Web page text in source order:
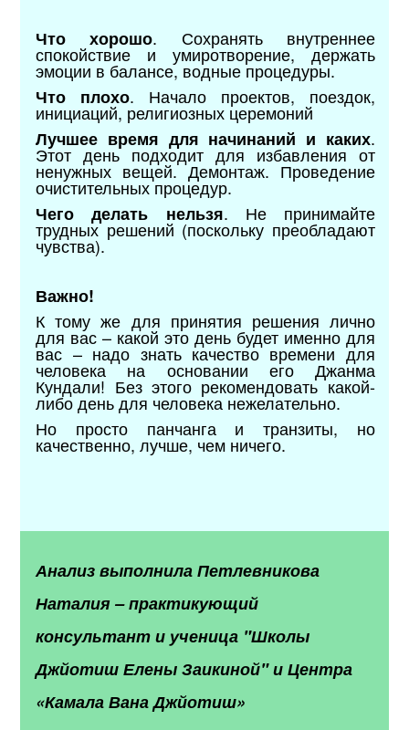
Что хорошо. Сохранять внутреннее
спокойствие и умиротворение, держать
эмоции в балансе, водные процедуры.
Что плохо. Начало проектов, поездок,
инициаций, религиозных церемоний
Лучшее время для начинаний и каких.
Этот день подходит для избавления от
ненужных вещей. Демонтаж. Проведение
очистительных процедур.
Чего делать нельзя. Не принимайте
трудных решений (поскольку преобладают
чувства).
Важно!
К тому же для принятия решения лично
для вас – какой это день будет именно для
вас – надо знать качество времени для
человека на основании его Джанма
Кундали! Без этого рекомендовать какой-
либо день для человека нежелательно.
Но просто панчанга и транзиты, но
качественно, лучше, чем ничего.
Анализ выполнила Петлевникова
Наталия – практикующий
консультант и ученица "Школы
Джйотиш Елены Заикиной" и Центра
«Камала Вана Джйотиш»